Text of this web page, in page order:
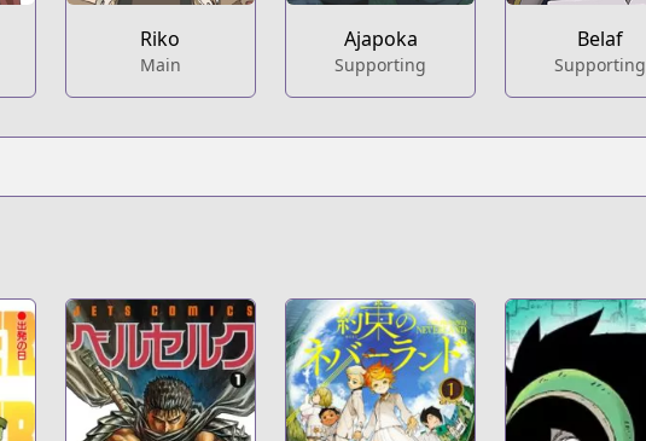
Riko
Main
Ajapoka
Supporting
Belaf
Supporting